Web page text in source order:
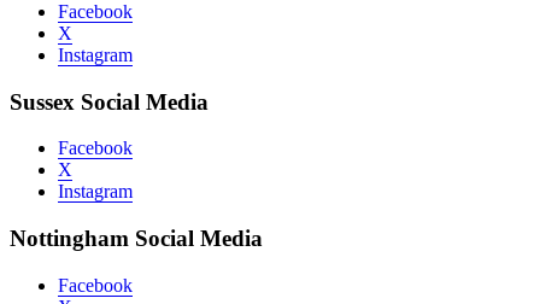
Facebook
X
Instagram
Sussex Social Media
Facebook
X
Instagram
Nottingham Social Media
Facebook